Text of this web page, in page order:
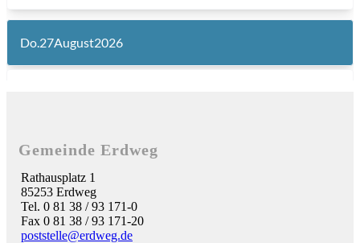
Gemeinde Erdweg
Rathausplatz 1
85253 Erdweg
Tel. 0 81 38 / 93 171-0
Fax 0 81 38 / 93 171-20
poststelle@erdweg.de